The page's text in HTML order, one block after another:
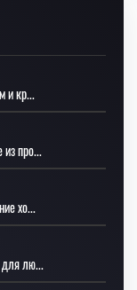
и кр...
про...
хо...
для лю...